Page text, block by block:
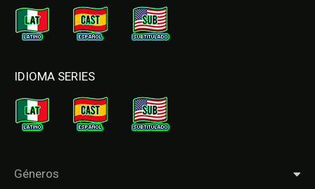
IDIOMA SERIES
Géneros